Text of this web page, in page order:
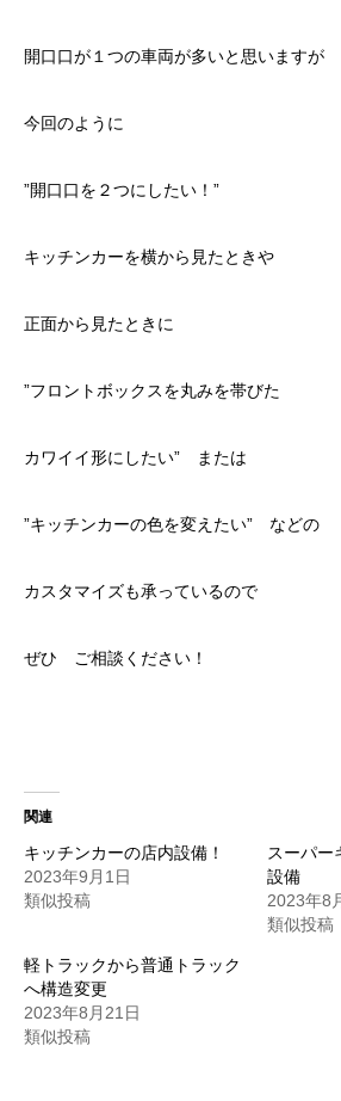
開口口が１つの車両が多いと思いますが
今回のように
”開口口を２つにしたい！”
キッチンカーを横から見たときや
正面から見たときに
”フロントボックスを丸みを帯びた
カワイイ形にしたい” または
”キッチンカーの色を変えたい” などの
カスタマイズも承っているので
ぜひ ご相談ください！
関連
キッチンカーの店内設備！
2023年9月1日
類似投稿
スーパー
設備
2023年8
類似投稿
軽トラックから普通トラック
へ構造変更
2023年8月21日
類似投稿